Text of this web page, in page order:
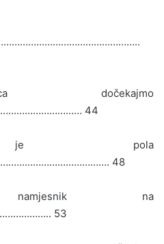
dočekajmo
44
je pola
48
namjesnik na
53